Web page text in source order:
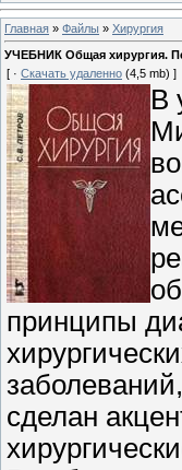
Главная » Файлы » Хирургия
УЧЕБНИК Общая хирургия.
[ · Скачать удаленно (4,5 mb) ]
В
принципы
сделан